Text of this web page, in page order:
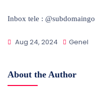
Inbox tele :
Aug 24, 2024 Genel
About the Author